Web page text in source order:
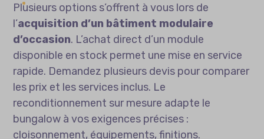
Plusieurs options s’offrent à vous lors de
l’acquisition d’un bâtiment modulaire
d’occasion. L’achat direct d’un module
disponible en stock permet une mise en service
rapide. Demandez plusieurs devis pour comparer
les prix et les services inclus. Le
reconditionnement sur mesure adapte le
bungalow à vos exigences précises :
cloisonnement, équipements, finitions.